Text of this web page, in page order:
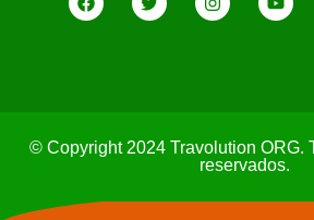
© Copyright 2024 Travolution ORG.
reservados.